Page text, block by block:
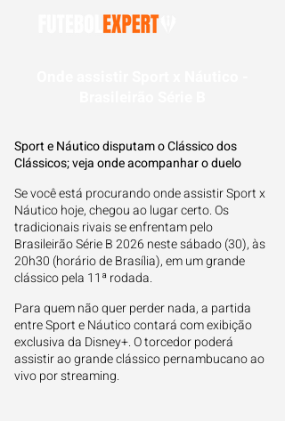
Sport e Náutico disputam o Clássico dos
Clássicos; veja onde acompanhar o duelo
Se você está procurando onde assistir Sport x
Náutico hoje, chegou ao lugar certo. Os
tradicionais rivais se enfrentam pelo
Brasileirão Série B 2026 neste sábado (30), às
20h30 (horário de Brasília), em um grande
clássico pela 11ª rodada.
Para quem não quer perder nada, a partida
entre Sport e Náutico contará com exibição
exclusiva da Disney+. O torcedor poderá
assistir ao grande clássico pernambucano ao
vivo por streaming.